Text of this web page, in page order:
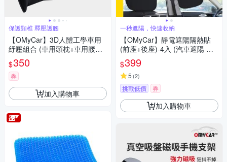
保護頸椎 釋壓護腰
【OMyCar】3D人體工學車用
紓壓組合 (車用頭枕+車用腰靠
枕)-快
$350
券
加入購物車
一秒遮陽，快速收納
【OMyCar】靜電遮陽隔熱貼
(前座+後座)-4入 (汽車遮陽 車
窗遮陽 防曬遮光)-快
$399
5 (2)
挑戰低價 券
加入購物車